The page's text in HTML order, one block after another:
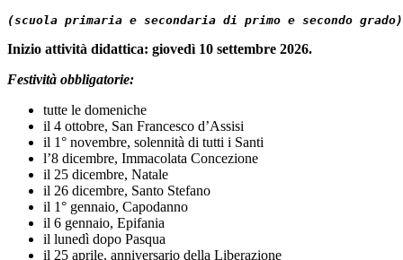
(scuola primaria e secondaria di primo e secondo grado)
Inizio attività didattica: giovedì 10 settembre 2026.
Festività obbligatorie:
tutte le domeniche
il 4 ottobre, San Francesco d’Assisi
il 1° novembre, solennità di tutti i Santi
l’8 dicembre, Immacolata Concezione
il 25 dicembre, Natale
il 26 dicembre, Santo Stefano
il 1° gennaio, Capodanno
il 6 gennaio, Epifania
il lunedì dopo Pasqua
il 25 aprile, anniversario della Liberazione